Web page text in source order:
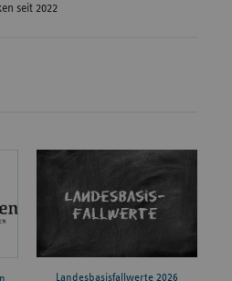
seit 2022
Landesbasisfallwerte 2026